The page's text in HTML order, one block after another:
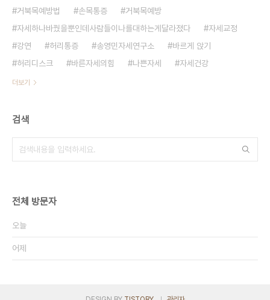
거북목예방법
손목통증
거북목예방
자세하나바꿨을뿐인데사람들이나를대하는게달라졌다
자세교정
강연
허리통증 송영민자세연구소
바르게 앉기
허리디스크
바른자세의힘 나쁜자세 자세건강
더보기
검색
전체 방문자
오늘
어제